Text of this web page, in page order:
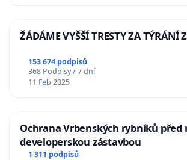
ŽÁDÁME VYŠŠÍ TRESTY ZA TÝRÁNÍ
153 674 podpisů
368 Podpisy / 7 dní
11 Feb 2025
Ochrana Vrbenských rybníků před
developerskou zástavbou
1 311 podpisů